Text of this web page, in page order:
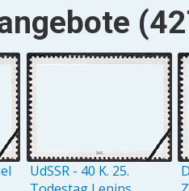
UdSSR - 40 K. 25.